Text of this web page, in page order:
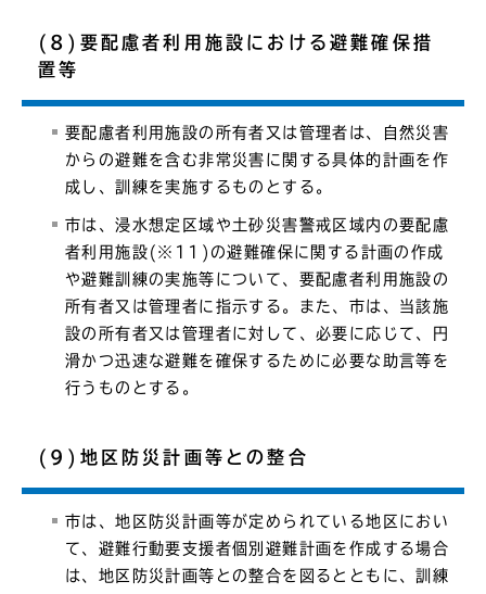
(8)要配慮者利用施設における避難確保措
置等
要配慮者利用施設の所有者又は管理者は、自然災害
からの避難を含む非常災害に関する具体的計画を作
成し、訓練を実施するものとする。
市は、浸水想定区域や土砂災害警戒区域内の要配慮
者利用施設(※11)の避難確保に関する計画の作成
や避難訓練の実施等について、要配慮者利用施設の
所有者又は管理者に指示する。また、市は、当該施
設の所有者又は管理者に対して、必要に応じて、円
滑かつ迅速な避難を確保するために必要な助言等を
行うものとする。
(9)地区防災計画等との整合
市は、地区防災計画等が定められている地区におい
て、避難行動要支援者個別避難計画を作成する場合
は、地区防災計画等との整合を図るとともに、訓練